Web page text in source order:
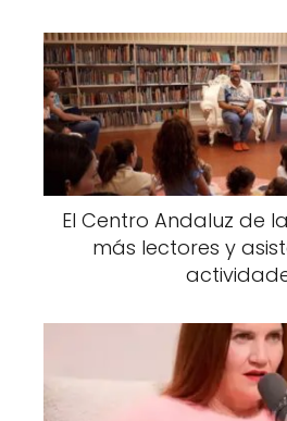
El Centro Andaluz de
más lectores y